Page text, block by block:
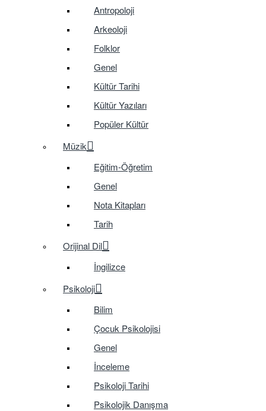
Antropoloji
Arkeoloji
Folklor
Genel
Kültür Tarihi
Kültür Yazıları
Popüler Kültür
Müzik
Eğitim-Öğretim
Genel
Nota Kitapları
Tarih
Orijinal Dil
İngilizce
Psikoloji
Bilim
Çocuk Psikolojisi
Genel
İnceleme
Psikoloji Tarihi
Psikolojik Danışma